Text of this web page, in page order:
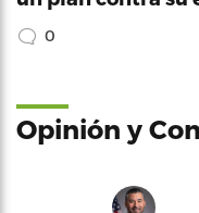
0
Opinión y